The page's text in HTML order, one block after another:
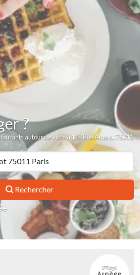
?
autour de vous à 118 Rue Amelot 75011
Rechercher